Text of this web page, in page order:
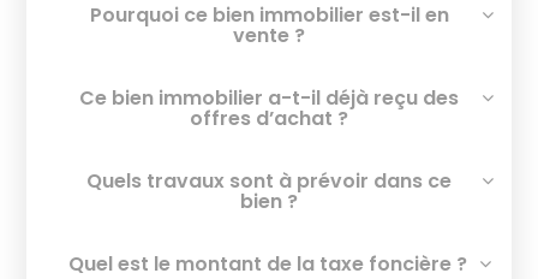
Pourquoi ce bien immobilier est-il en
vente ?
Ce bien immobilier a-t-il déjà reçu des
offres d’achat ?
Quels travaux sont à prévoir dans ce
bien ?
Quel est le montant de la taxe foncière ?